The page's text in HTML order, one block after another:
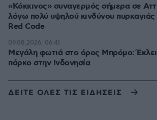
«Κόκκινος» συναγερμός σήμερα σε
λόγω πολύ υψηλού κινδύνου πυρκαγιάς
Red Code
Μεγάλη φωτιά στο όρος Μπρόμο:
πάρκο στην Ινδονησία
09.08.2026, 06:41
ΔΕΙΤΕ ΟΛΕΣ ΤΙΣ ΕΙΔΗΣΕΙΣ